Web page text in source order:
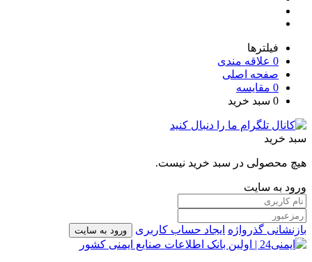
فیلترها
0 علاقه مندی
صفحه اصلی
0 مقایسه
0 سبد خرید
سبد خرید
هیچ محصولی در سبد خرید نیست.
ورود به سایت
بازنشانی گذرواژه ایجاد حساب کاربری ورود به سایت